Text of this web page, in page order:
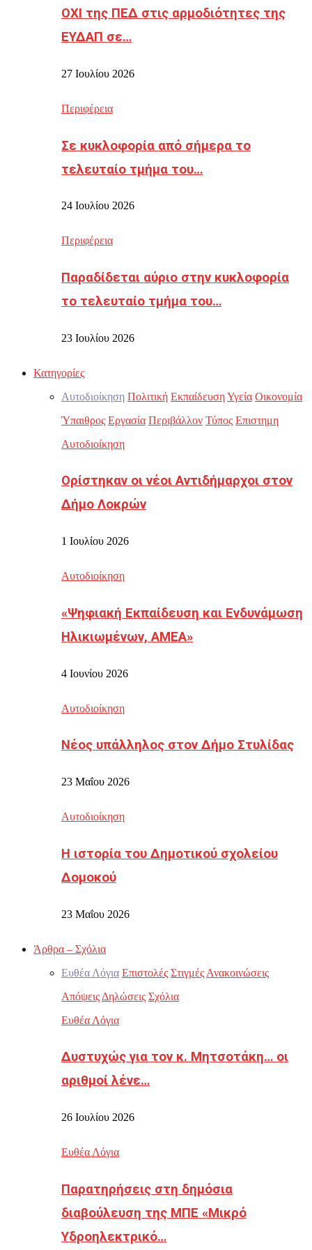
ΟΧΙ της ΠΕΔ στις αρμοδιότητες της
ΕΥΔΑΠ σε…
27 Ιουλίου 2026
Περιφέρεια
Σε κυκλοφορία από σήμερα το
τελευταίο τμήμα του…
24 Ιουλίου 2026
Περιφέρεια
Παραδίδεται αύριο στην κυκλοφορία
το τελευταίο τμήμα του…
23 Ιουλίου 2026
Κατηγορίες
Αυτοδιοίκηση Πολιτική ΕκπαίδευσηΥγεία Οικονομία
Ύπαιθρος Εργασία Περιβάλλον Τύπος Επιστημη
Αυτοδιοίκηση
Ορίστηκαν οι νέοι Αντιδήμαρχοι στον
Δήμο Λοκρών
1 Ιουλίου 2026
Αυτοδιοίκηση
«Ψηφιακή Εκπαίδευση και Ενδυνάμωση
Ηλικιωμένων, ΑΜΕΑ»
4 Ιουνίου 2026
Αυτοδιοίκηση
Νέος υπάλληλος στον Δήμο Στυλίδας
23 Μαΐου 2026
Αυτοδιοίκηση
Η ιστορία του Δημοτικού σχολείου
Δομοκού
23 Μαΐου 2026
Άρθρα – Σχόλια
Ευθέα Λόγια Επιστολές Στιγμές Ανακοινώσεις
Απόψεις Δηλώσεις Σχόλια
Ευθέα Λόγια
Δυστυχώς για τον κ. Μητσοτάκη… οι
αριθμοί λένε…
26 Ιουλίου 2026
Ευθέα Λόγια
Παρατηρήσεις στη δημόσια
διαβούλευση της ΜΠΕ «Μικρό
Υδροηλεκτρικό…